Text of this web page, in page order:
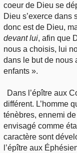
coeur de Dieu se
Dieu s’exerce dans
donc est de Dieu,
devant lui, afin que
nous a choisis, lui
dans le but de nous
enfants ».
Dans l’épître aux
différent. L’homme
ténèbres, ennemi
envisagé comme
caractère sont
l’épître aux